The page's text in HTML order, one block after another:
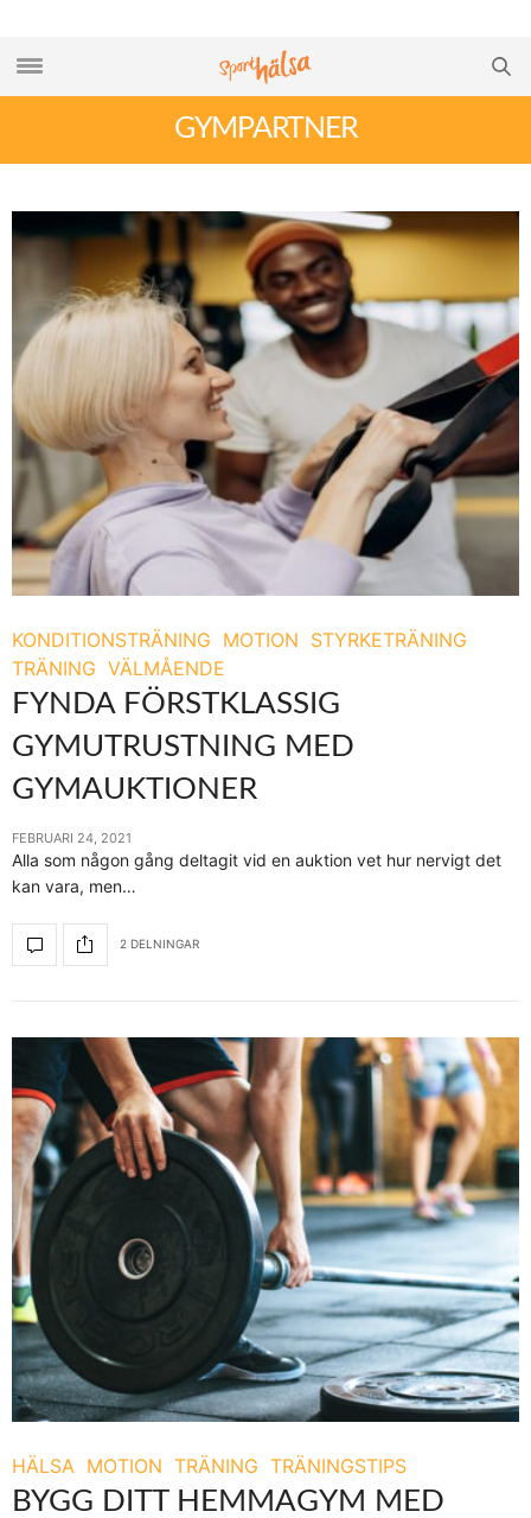
GYMPARTNER
KONDITIONSTRÄNING MOTION STYRKETRÄNING
TRÄNING VÄLMÅENDE
FYNDA FÖRSTKLASSIG
GYMUTRUSTNING MED
GYMAUKTIONER
FEBRUARI 24, 2021
Alla som någon gång deltagit vid en auktion vet hur nervigt det
kan vara, men…
2 DELNINGAR
HÄLSA MOTION TRÄNING TRÄNINGSTIPS
BYGG DITT HEMMAGYM MED